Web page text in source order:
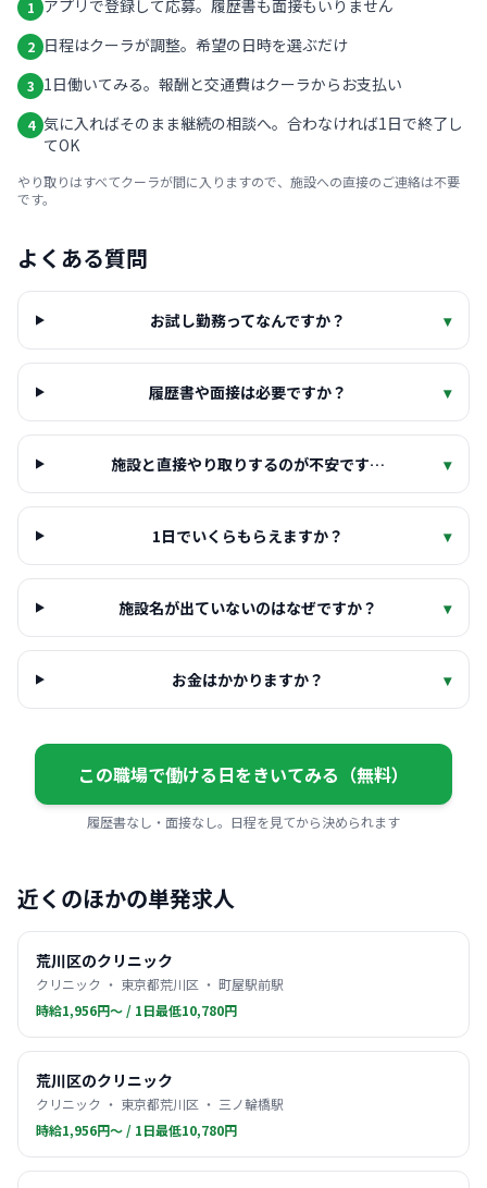
1 アプリで登録して応募。履歴書も面接もいりません
2 日程はクーラが調整。希望の日時を選ぶだけ
3 1日働いてみる。報酬と交通費はクーラからお支払い
4 気に入ればそのまま継続の相談へ。合わなければ1日で終了し
てOK
やり取りはすべてクーラが間に入りますので、施設への直接のご連絡は不要
です。
よくある質問
お試し勤務ってなんですか？ ▾
履歴書や面接は必要ですか？ ▾
施設と直接やり取りするのが不安です… ▾
1日でいくらもらえますか？ ▾
施設名が出ていないのはなぜですか？ ▾
お金はかかりますか？ ▾
この職場で働ける日をきいてみる（無料）
履歴書なし・面接なし。日程を見てから決められます
近くのほかの単発求人
荒川区のクリニック
クリニック ・ 東京都荒川区 ・ 町屋駅前駅
時給1,956円〜 / 1日最低10,780円
荒川区のクリニック
クリニック ・ 東京都荒川区 ・ 三ノ輪橋駅
時給1,956円〜 / 1日最低10,780円